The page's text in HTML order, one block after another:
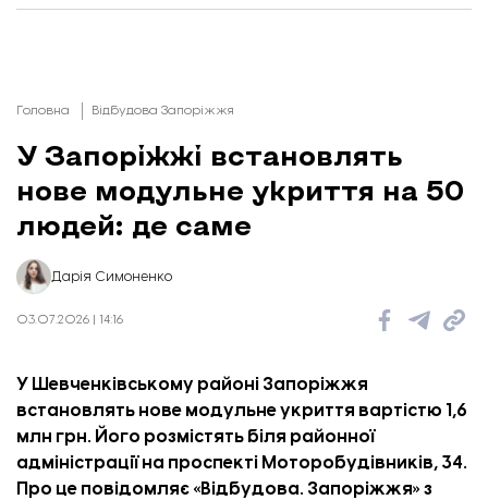
Головна Відбудова Запоріжжя
У Запоріжжі встановлять
нове модульне укриття на 50
людей: де саме
Дарія Симоненко
03.07.2026 | 14:16
У Шевченківському районі Запоріжжя
встановлять нове модульне укриття вартістю 1,6
млн грн. Його розмістять біля районної
адміністрації на проспекті Моторобудівників, 34.
Про це повідомляє «Відбудова. Запоріжжя» з